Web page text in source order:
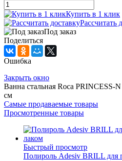
Купить в 1 клик
Рассчитать
Под заказ
Поделиться
Ошибка
Закрыть окно
Ванна стальная Roca PRINCESS-
см
Самые продаваемые товары
Просмотренные товары
Быстрый просмотр
Полироль Adesiv BRILL для